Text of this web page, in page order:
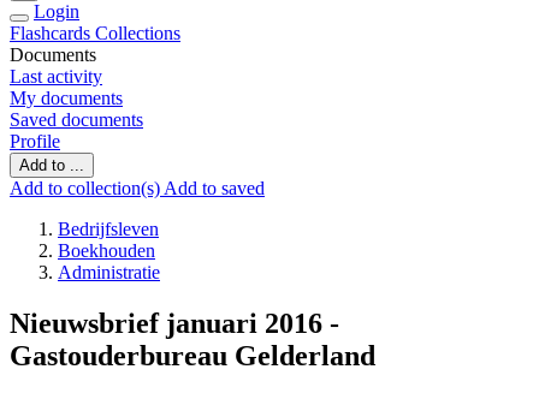
Login
Flashcards Collections
Documents
Last activity
My documents
Saved documents
Profile
Add to ...
Add to collection(s) Add to saved
Bedrijfsleven
Boekhouden
Administratie
Nieuwsbrief januari 2016 -
Gastouderbureau Gelderland